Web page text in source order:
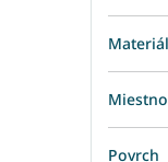
Materiál
Povrch